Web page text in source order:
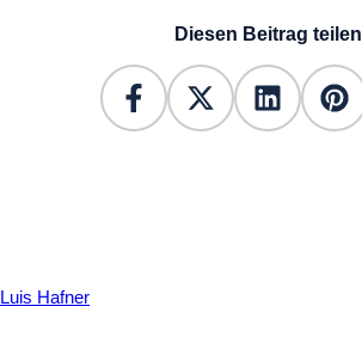
Diesen Beitrag teilen
Luis Hafner